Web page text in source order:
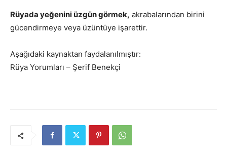
Rüyada yeğenini üzgün görmek, akrabalarından birini
gücendirmeye veya üzüntüye işarettir.
Aşağıdaki kaynaktan faydalanılmıştır:
Rüya Yorumları – Şerif Benekçi